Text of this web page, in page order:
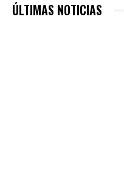
ÚLTIMAS NOTICIAS